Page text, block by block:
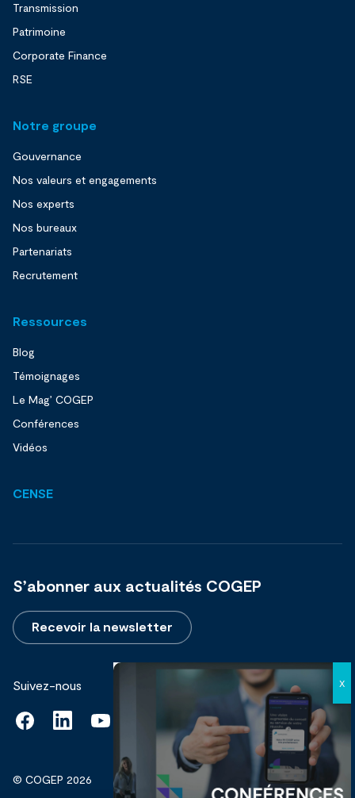
Transmission
Patrimoine
Corporate Finance
RSE
Notre groupe
Gouvernance
Nos valeurs et engagements
Nos experts
Nos bureaux
Partenariats
Recrutement
Ressources
Blog
Témoignages
Le Mag’ COGEP
Conférences
Vidéos
CENSE
S’abonner aux actualités COGEP
Recevoir la newsletter
Suivez-nous
© COGEP 2026